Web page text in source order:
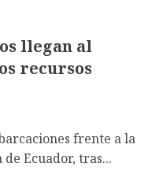
llegan al
recursos
frente a la
Ecuador, tras...